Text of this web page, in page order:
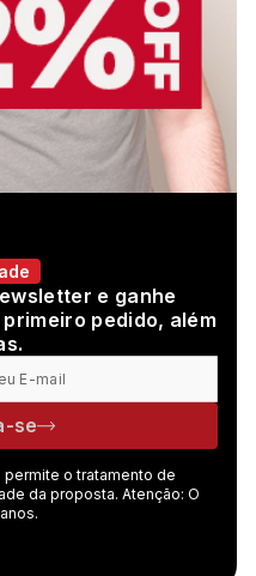
e ganhe
pedido, além
se
o tratamento de
da proposta. Atenção: O